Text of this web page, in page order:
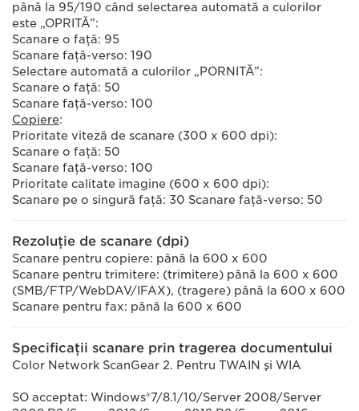
până la 95/190 când selectarea automată a culorilor
este „OPRITĂ”:
Scanare o faţă: 95
Scanare faţă-verso: 190
Selectare automată a culorilor „PORNITĂ”:
Scanare o faţă: 50
Scanare faţă-verso: 100
Copiere:
Prioritate viteză de scanare (300 x 600 dpi):
Scanare o faţă: 50
Scanare faţă-verso: 100
Prioritate calitate imagine (600 x 600 dpi):
Scanare pe o singură faţă: 30 Scanare faţă-verso: 50
Rezoluţie de scanare (dpi)
Scanare pentru copiere: până la 600 x 600
Scanare pentru trimitere: (trimitere) până la 600 x 600
(SMB/FTP/WebDAV/IFAX), (tragere) până la 600 x 600
Scanare pentru fax: până la 600 x 600
Specificaţii scanare prin tragerea documentului
Color Network ScanGear 2. Pentru TWAIN şi WIA
SO acceptat: Windows®7/8.1/10/Server 2008/Server